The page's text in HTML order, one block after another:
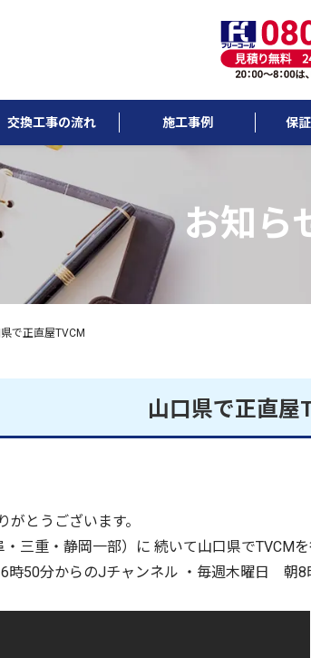
交換工事の流れ 施工事例 保
お知ら
で正直屋TVCM
山口県で正直屋
とうございます。
三重・静岡一部）に 続いて山口県でTVCM
50分からのJチャンネル ・毎週木曜日 朝8